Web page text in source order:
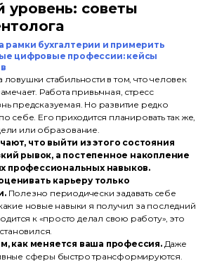
уровень: советы
рамки бухгалтерии и примерить
цифровые профессии: кейсы
стабильности в том, что человек
Работа привычная, стресс
предсказуемая. Но развитие редко
себе. Его приходится планировать так же,
или образование.
что выйти из этого состояния
рывок, а постепенное накопление
профессиональных навыков.
карьеру только
Полезно периодически задавать себе
новые навыки я получил за последний
к «просто делал свою работу», это
как меняется ваша профессия.Даже
сферы быстро трансформируются.